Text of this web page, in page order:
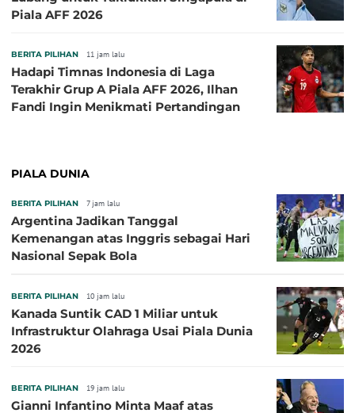
Piala AFF 2026
BERITA PILIHAN 11 jam lalu
Hadapi Timnas Indonesia di Laga
Terakhir Grup A Piala AFF 2026, Ilhan
Fandi Ingin Menikmati Pertandingan
PIALA DUNIA
BERITA PILIHAN 7 jam lalu
Argentina Jadikan Tanggal
Kemenangan atas Inggris sebagai Hari
Nasional Sepak Bola
BERITA PILIHAN 10 jam lalu
Kanada Suntik CAD 1 Miliar untuk
Infrastruktur Olahraga Usai Piala Dunia
2026
BERITA PILIHAN 19 jam lalu
Gianni Infantino Minta Maaf atas